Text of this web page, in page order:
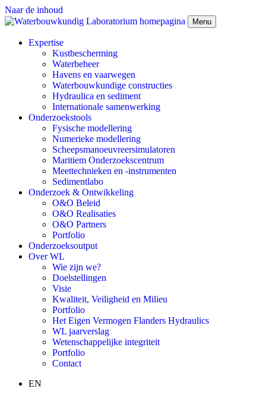
Naar de inhoud
Menu
Expertise
Kustbescherming
Waterbeheer
Havens en vaarwegen
Waterbouwkundige constructies
Hydraulica en sediment
Internationale samenwerking
Onderzoekstools
Fysische modellering
Numerieke modellering
Scheepsmanoeuvreersimulatoren
Maritiem Onderzoekscentrum
Meettechnieken en -instrumenten
Sedimentlabo
Onderzoek & Ontwikkeling
O&O Beleid
O&O Realisaties
O&O Partners
Portfolio
Onderzoeksoutput
Over WL
Wie zijn we?
Doelstellingen
Visie
Kwaliteit, Veiligheid en Milieu
Portfolio
Het Eigen Vermogen Flanders Hydraulics
WL jaarverslag
Wetenschappelijke integriteit
Portfolio
Contact
EN